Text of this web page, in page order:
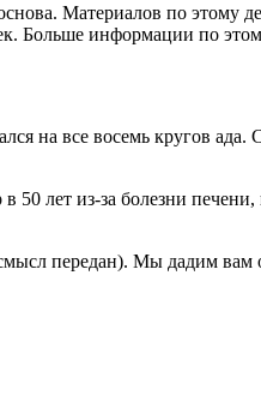
Материалов по
Больше информации по
на все восемь кругов ада.
лет из-за болезни печени,
передан). Мы дадим